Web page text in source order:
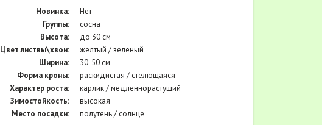
Новинка:
Нет
Группы:
сосна
Высота:
до 30 см
Цвет листвы\хвои:
желтый / зеленый
Ширина:
30-50 см
Форма кроны:
раскидистая / стелющаяся
Характер роста:
карлик / медленнорастущий
Зимостойкость:
высокая
Место посадки:
полутень / солнце